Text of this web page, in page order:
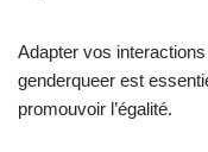
Adapter vos
genderqueer est
promouvoir l’égalité.